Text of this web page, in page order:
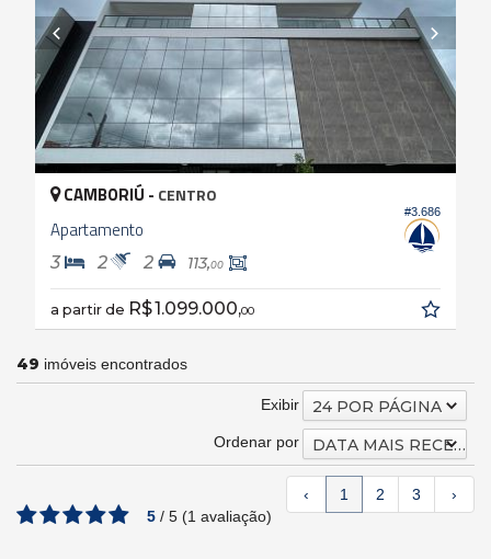
#3.686
CAMBORIÚ - CENTRO
Apartamento
3 2 2 113,00
a partir de R$ 1.099.000,00
49 imóveis encontrados
Exibir 24 POR PÁGINA
Ordenar por DATA MAIS RECENTE
‹ 1 2 3
›
5 / 5 (1 avaliação)